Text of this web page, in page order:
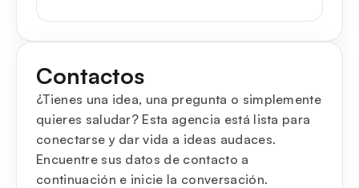
Contactos
¿Tienes una idea, una pregunta o simplemente
quieres saludar? Esta agencia está lista para
conectarse y dar vida a ideas audaces.
Encuentre sus datos de contacto a
continuación e inicie la conversación.